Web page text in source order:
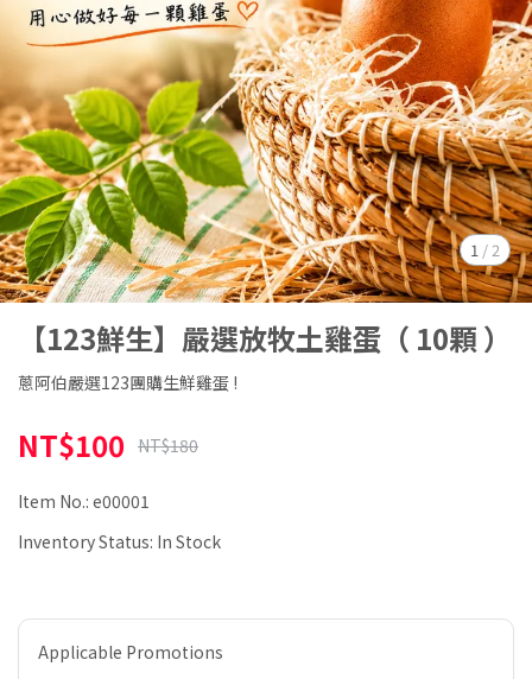
1 / 2
【123鮮生】嚴選放牧土雞蛋（ 10顆 ）
蔥阿伯嚴選123團購生鮮雞蛋 !
NT$100 NT$180
Item No.: e00001
Inventory Status: In Stock
Applicable Promotions